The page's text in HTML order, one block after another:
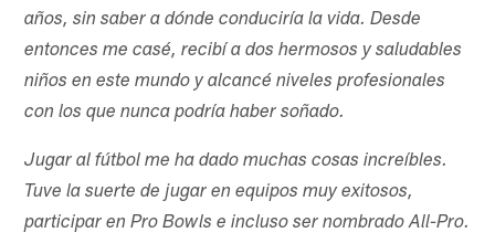
años, sin saber a dónde conduciría la vida. Desde
entonces me casé, recibí a dos hermosos y saludables
niños en este mundo y alcancé niveles profesionales
con los que nunca podría haber soñado.
Jugar al fútbol me ha dado muchas cosas increíbles.
Tuve la suerte de jugar en equipos muy exitosos,
participar en Pro Bowls e incluso ser nombrado All-Pro.